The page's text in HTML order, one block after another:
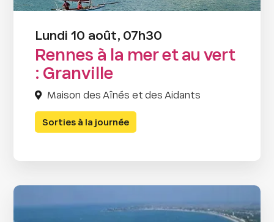
Lundi 10 août, 07h30
Rennes à la mer et au vert
: Granville
Maison des Aînés et des Aidants
Sorties à la journée